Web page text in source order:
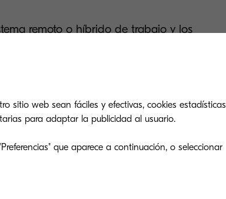
remoto o híbrido de trabajo y los
sitio web sean fáciles y efectivas, cookies estadísticas
para adaptar la publicidad al usuario.
que aparece a continuación, o seleccionar